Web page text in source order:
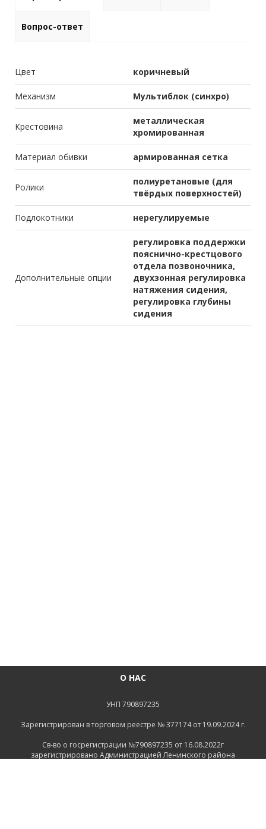
Вопрос-ответ
Цвет коричневый
Механизм Мультиблок (синхро)
Крестовина
металлическая
хромированная
Материал обивки армированная сетка
Ролики
полиуретановые (для
твёрдых поверхностей)
Подлокотники нерегулируемые
Дополнительные опции
регулировка поддержки
пояснично-крестцового
отдела позвоночника,
двухзонная регулировка
натяжения сидения,
регулировка глубины
сидения
О НАС
УНП 790897235
Зарегистрирован в торговом реестре № 377174 от 19.09.2024 г.
Св-во о госрегистрации №790897235 от 16.08.2022г
зарегистрировано Администрацией Ленинского района